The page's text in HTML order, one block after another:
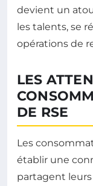
devient un
les talents, se
opérations de
LES
DE RSE
Les
établir une
partagent leurs